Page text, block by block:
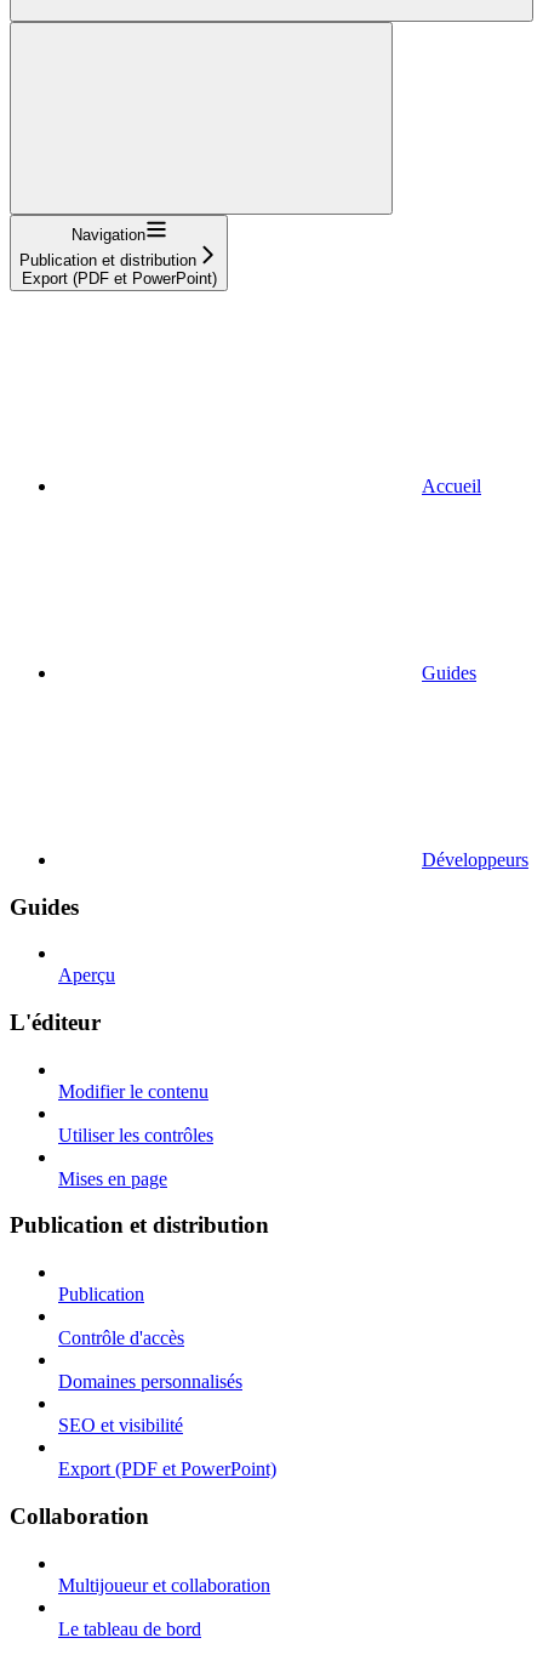
Navigation
Publication et distribution
Export (PDF et PowerPoint)
Accueil
Guides
Développeurs
Guides
Aperçu
L'éditeur
Modifier le contenu
Utiliser les contrôles
Mises en page
Publication et distribution
Publication
Contrôle d'accès
Domaines personnalisés
SEO et visibilité
Export (PDF et PowerPoint)
Collaboration
Multijoueur et collaboration
Le tableau de bord